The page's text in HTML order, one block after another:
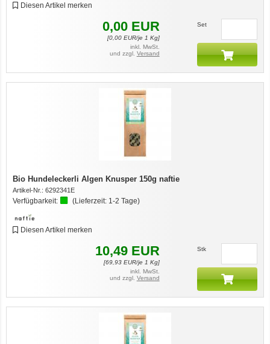
Diesen Artikel merken
0,00 EUR
[0,00EUR/je 1 Kg]
inkl. MwSt.
und zzgl. Versand
Set
Bio Hundeleckerli Algen Knusper 150g naftie
Artikel-Nr.: 6292341E
Verfügbarkeit: (Lieferzeit: 1-2 Tage)
Diesen Artikel merken
10,49 EUR
[69,93EUR/je 1 Kg]
inkl. MwSt.
und zzgl. Versand
Stk